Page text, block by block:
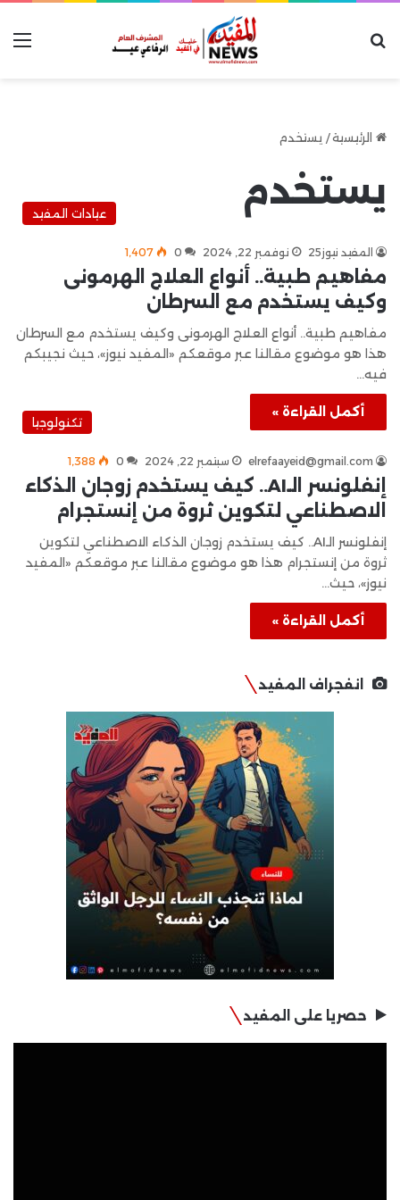
الرئيسية/ يستخدم
يستخدم
عيادات المفيد
المفيد نيوز25 نوفمبر 22, 2024 0 1٬407
مفاهيم طبية.. أنواع العلاج الهرمونى
وكيف يستخدم مع السرطان
مفاهيم طبية.. أنواع العلاج الهرمونى وكيف يستخدم مع السرطان
هذا هو موضوع مقالنا عبر موقعكم «المفيد نيوز»، حيث نجيبكم
فيه…
أكمل القراءة »
تكنولوجيا
elrefaayeid@gmail.com سبتمبر 22, 2024 0 1٬388
إنفلونسر الـAI.. كيف يستخدم زوجان الذكاء
الاصطناعي لتكوين ثروة من إنستجرام
إنفلونسر الـAI.. كيف يستخدم زوجان الذكاء الاصطناعي لتكوين
ثروة من إنستجرام هذا هو موضوع مقالنا عبر موقعكم «المفيد
نيوز»، حيث…
أكمل القراءة »
انفجراف المفيد
حصريا على المفيد